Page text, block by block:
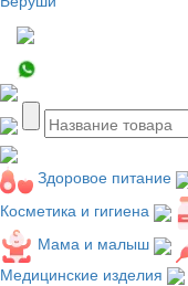
Здоровое питание
Косметика и гигиена
Мама и малыш
Медицинские изделия